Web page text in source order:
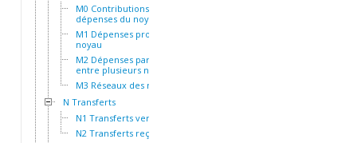
M0 Contributions aux
dépenses du noyau
M1 Dépenses propres au
noyau
M2 Dépenses partagées
entre plusieurs noyaux
M3 Réseaux des noyaux
N Transferts
N1 Transferts versés
N2 Transferts reçus